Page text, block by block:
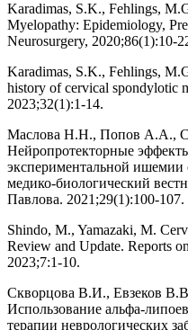
Karadimas, S.K., Fehlings,
Myelopathy: Epidemiology,
Neurosurgery, 2020;86(1):10-
Karadimas, S.K., Fehlings,
history of cervical spondylotic
2023;32(1):1-14.
Маслова Н.Н., Попов А.А.,
Нейропротекторные
экспериментальной ишемии
медико-биологический
Павлова. 2021;29(1):100-107.
Shindo, M., Yamazaki, M.
Review and Update. Reports
2023;7:1-10.
Скворцова В.И., Евзеков
Использование альфа-
терапии неврологических